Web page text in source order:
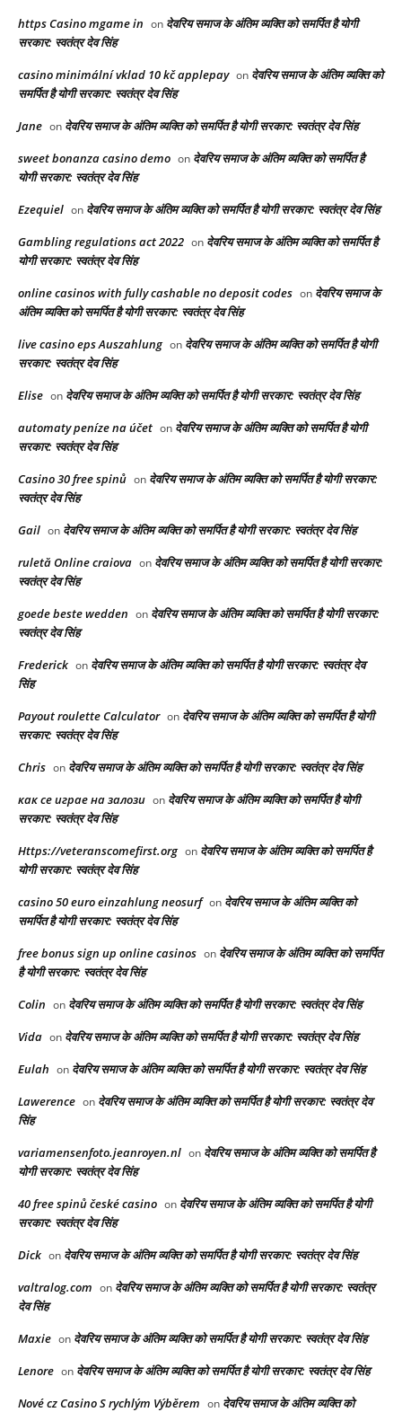
https Casino mgame in on देवरिय समाज के अंतिम व्यक्ति को समर्पित है योगी
सरकार: स्वतंत्र देव सिंह
casino minimální vklad 10 kč applepay on देवरिय समाज के अंतिम व्यक्ति को
समर्पित है योगी सरकार: स्वतंत्र देव सिंह
Jane on देवरिय समाज के अंतिम व्यक्ति को समर्पित है योगी सरकार: स्वतंत्र देव सिंह
sweet bonanza casino demo on देवरिय समाज के अंतिम व्यक्ति को समर्पित है
योगी सरकार: स्वतंत्र देव सिंह
Ezequiel on देवरिय समाज के अंतिम व्यक्ति को समर्पित है योगी सरकार: स्वतंत्र देव सिंह
Gambling regulations act 2022 on देवरिय समाज के अंतिम व्यक्ति को समर्पित है
योगी सरकार: स्वतंत्र देव सिंह
online casinos with fully cashable no deposit codes on देवरिय समाज के
अंतिम व्यक्ति को समर्पित है योगी सरकार: स्वतंत्र देव सिंह
live casino eps Auszahlung on देवरिय समाज के अंतिम व्यक्ति को समर्पित है योगी
सरकार: स्वतंत्र देव सिंह
Elise on देवरिय समाज के अंतिम व्यक्ति को समर्पित है योगी सरकार: स्वतंत्र देव सिंह
automaty peníze na účet on देवरिय समाज के अंतिम व्यक्ति को समर्पित है योगी
सरकार: स्वतंत्र देव सिंह
Casino 30 free spinů on देवरिय समाज के अंतिम व्यक्ति को समर्पित है योगी सरकार:
स्वतंत्र देव सिंह
Gail on देवरिय समाज के अंतिम व्यक्ति को समर्पित है योगी सरकार: स्वतंत्र देव सिंह
ruletă Online craiova on देवरिय समाज के अंतिम व्यक्ति को समर्पित है योगी सरकार:
स्वतंत्र देव सिंह
goede beste wedden on देवरिय समाज के अंतिम व्यक्ति को समर्पित है योगी सरकार:
स्वतंत्र देव सिंह
Frederick on देवरिय समाज के अंतिम व्यक्ति को समर्पित है योगी सरकार: स्वतंत्र देव
सिंह
Payout roulette Calculator on देवरिय समाज के अंतिम व्यक्ति को समर्पित है योगी
सरकार: स्वतंत्र देव सिंह
Chris on देवरिय समाज के अंतिम व्यक्ति को समर्पित है योगी सरकार: स्वतंत्र देव सिंह
как се играе на залози on देवरिय समाज के अंतिम व्यक्ति को समर्पित है योगी
सरकार: स्वतंत्र देव सिंह
Https://veteranscomefirst.org on देवरिय समाज के अंतिम व्यक्ति को समर्पित है
योगी सरकार: स्वतंत्र देव सिंह
casino 50 euro einzahlung neosurf on देवरिय समाज के अंतिम व्यक्ति को
समर्पित है योगी सरकार: स्वतंत्र देव सिंह
free bonus sign up online casinos on देवरिय समाज के अंतिम व्यक्ति को समर्पित
है योगी सरकार: स्वतंत्र देव सिंह
Colin on देवरिय समाज के अंतिम व्यक्ति को समर्पित है योगी सरकार: स्वतंत्र देव सिंह
Vida on देवरिय समाज के अंतिम व्यक्ति को समर्पित है योगी सरकार: स्वतंत्र देव सिंह
Eulah on देवरिय समाज के अंतिम व्यक्ति को समर्पित है योगी सरकार: स्वतंत्र देव सिंह
Lawerence on देवरिय समाज के अंतिम व्यक्ति को समर्पित है योगी सरकार: स्वतंत्र देव
सिंह
variamensenfoto.jeanroyen.nl on देवरिय समाज के अंतिम व्यक्ति को समर्पित है
योगी सरकार: स्वतंत्र देव सिंह
40 free spinů české casino on देवरिय समाज के अंतिम व्यक्ति को समर्पित है योगी
सरकार: स्वतंत्र देव सिंह
Dick on देवरिय समाज के अंतिम व्यक्ति को समर्पित है योगी सरकार: स्वतंत्र देव सिंह
valtralog.com on देवरिय समाज के अंतिम व्यक्ति को समर्पित है योगी सरकार: स्वतंत्र
देव सिंह
Maxie on देवरिय समाज के अंतिम व्यक्ति को समर्पित है योगी सरकार: स्वतंत्र देव सिंह
Lenore on देवरिय समाज के अंतिम व्यक्ति को समर्पित है योगी सरकार: स्वतंत्र देव सिंह
Nové cz Casino S rychlým Výběrem on देवरिय समाज के अंतिम व्यक्ति को